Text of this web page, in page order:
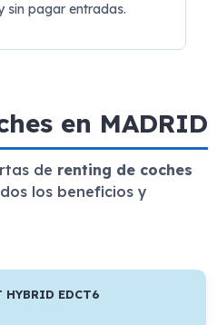
sin pagar entradas.
en MADRID
de renting de coches
los beneficios y
HYBRID EDCT6